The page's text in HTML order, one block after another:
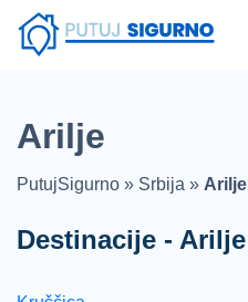
Arilje
PutujSigurno » Srbija » Arilje
Destinacije - Arilje